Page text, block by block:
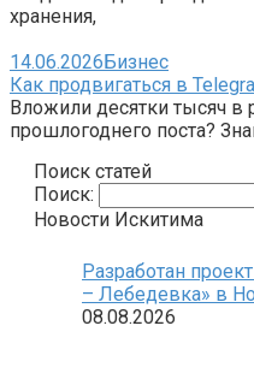
хранения,
14.06.2026Бизнес
Как продвигаться в
Вложили десятки тысяч в
прошлогоднего поста?
Поиск статей
Поиск:
Новости Искитима
Разработан
– Лебедевка» в
08.08.2026